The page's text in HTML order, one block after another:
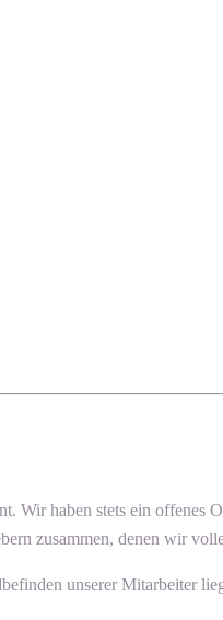
Wir haben stets ein
zusammen, denen wir
unserer Mitarbeiter